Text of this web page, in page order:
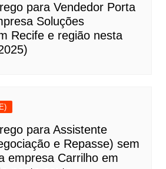
para Vendedor Porta
Soluções
Recife e região nesta
para Assistente
e Repasse) sem
empresa Carrilho em